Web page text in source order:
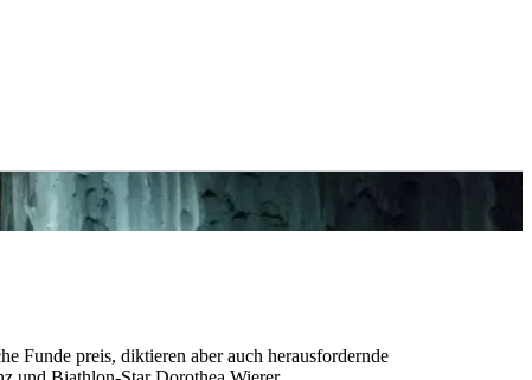
Funde preis, diktieren aber auch herausfordernde